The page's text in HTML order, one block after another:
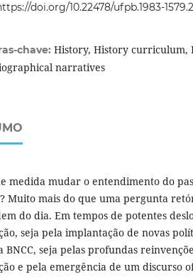
doi.org/10.22478/ufpb.1983-
chave: History, History curriculum,
narratives
medida mudar o entendimento do
Muito mais do que uma pergunta
do dia. Em tempos de potentes
seja pela implantação de novas
BNCC, seja pelas profundas
e pela emergência de um discurso